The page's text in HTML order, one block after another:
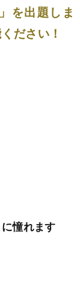
を出題しま
ださい！
憧れます